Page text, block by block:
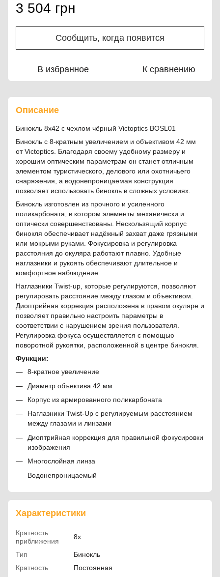
3 504 грн
Сообщить, когда появится
В избранное К сравнению
Описание
Бинокль 8x42 с чехлом чёрный Victoptics BOSL01
Бинокль с 8-кратным увеличением и объективом 42 мм
от Victoptics. Благодаря своему удобному размеру и
хорошим оптическим параметрам он станет отличным
элементом туристического, делового или охотничьего
снаряжения, а водонепроницаемая конструкция
позволяет использовать бинокль в сложных условиях.
Бинокль изготовлен из прочного и усиленного
поликарбоната, в котором элементы механически и
оптически совершенствованы. Нескользящий корпус
бинокля обеспечивает надёжный захват даже грязными
или мокрыми руками. Фокусировка и регулировка
расстояния до окуляра работают плавно. Удобные
наглазники и рукоять обеспечивают длительное и
комфортное наблюдение.
Наглазники Twist-up, которые регулируются, позволяют
регулировать расстояние между глазом и объективом.
Диоптрийная коррекция расположена в правом окуляре и
позволяет правильно настроить параметры в
соответствии с нарушением зрения пользователя.
Регулировка фокуса осуществляется с помощью
поворотной рукоятки, расположенной в центре бинокля.
Функции:
8-кратное увеличение
Диаметр объектива 42 мм
Корпус из армированного поликарбоната
Наглазники Twist-Up с регулируемым расстоянием
между глазами и линзами
Диоптрийная коррекция для правильной фокусировки
изображения
Многослойная линза
Водонепроницаемый
Характеристики
Кратность
приближения
8x
Тип
Бинокль
Кратность
Постоянная